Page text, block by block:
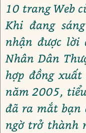
10 trang Web
Khi đang
nhận được lời
Nhân Dân
hợp đồng
năm 2005,
đã ra mắt bạn
ngờ trở thành